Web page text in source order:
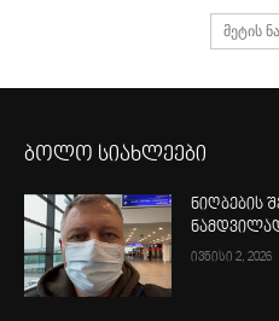
მეტის
ბოლო სიახლეები
ნიღბების
ივნისი 2, 2026